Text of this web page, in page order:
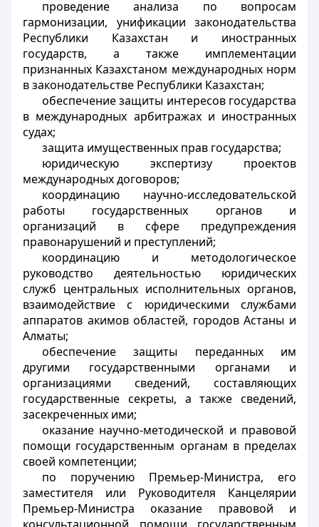
проведение анализа по вопросам
гармонизации, унификации законодательства
Республики Казахстан и иностранных
государств, а также имплементации
признанных Казахстаном международных норм
в законодательстве Республики Казахстан;
обеспечение защиты интересов государства
в международных арбитражах и иностранных
судах;
защита имущественных прав государства;
юридическую экспертизу проектов
международных договоров;
координацию научно-исследовательской
работы государственных органов и
организаций в сфере предупреждения
правонарушений и преступлений;
координацию и методологическое
руководство деятельностью юридических
служб центральных исполнительных органов,
взаимодействие с юридическими службами
аппаратов акимов областей, городов Астаны и
Алматы;
обеспечение защиты переданных им
другими государственными органами и
организациями сведений, составляющих
государственные секреты, а также сведений,
засекреченных ими;
оказание научно-методической и правовой
помощи государственным органам в пределах
своей компетенции;
по поручению Премьер-Министра, его
заместителя или Руководителя Канцелярии
Премьер-Министра оказание правовой и